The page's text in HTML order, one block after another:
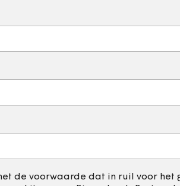
de voorwaarde dat in ruil voor het